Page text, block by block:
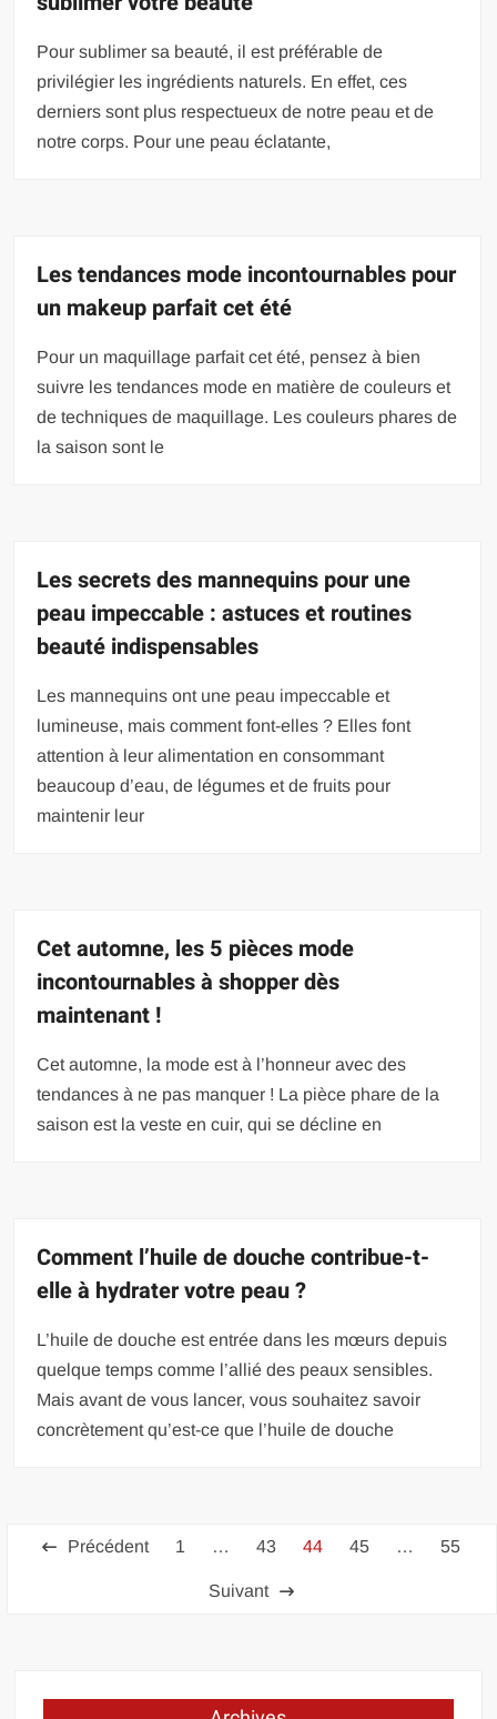
Pour sublimer sa beauté, il est préférable de
privilégier les ingrédients naturels. En effet, ces
derniers sont plus respectueux de notre peau et de
notre corps. Pour une peau éclatante,
Les tendances mode incontournables pour
un makeup parfait cet été
Pour un maquillage parfait cet été, pensez à bien
suivre les tendances mode en matière de couleurs et
de techniques de maquillage. Les couleurs phares de
la saison sont le
Les secrets des mannequins pour une
peau impeccable : astuces et routines
beauté indispensables
Les mannequins ont une peau impeccable et
lumineuse, mais comment font-elles ? Elles font
attention à leur alimentation en consommant
beaucoup d’eau, de légumes et de fruits pour
maintenir leur
Cet automne, les 5 pièces mode
incontournables à shopper dès
maintenant !
Cet automne, la mode est à l’honneur avec des
tendances à ne pas manquer ! La pièce phare de la
saison est la veste en cuir, qui se décline en
Comment l’huile de douche contribue-t-
elle à hydrater votre peau ?
L’huile de douche est entrée dans les mœurs depuis
quelque temps comme l’allié des peaux sensibles.
Mais avant de vous lancer, vous souhaitez savoir
concrètement qu’est-ce que l’huile de douche
Pagination
Précédent 1 … 43 44 45 … 55
Suivant